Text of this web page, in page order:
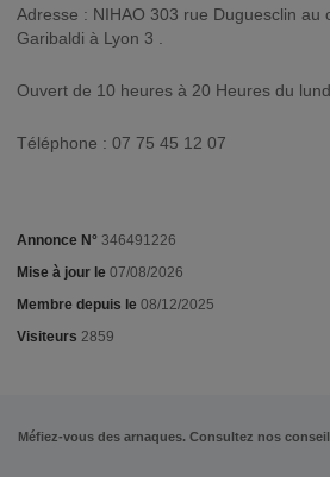
Adresse : NIHAO 303 rue Duguesclin
Garibaldi à Lyon 3 .
Ouvert de 10 heures à 20 Heures du
Téléphone : 07 75 45 12 07
Annonce N° 346491226
Mise à jour le 07/08/2026
Membre depuis le 08/12/2025
Visiteurs 2859
Méfiez-vous des arnaques. Consultez nos